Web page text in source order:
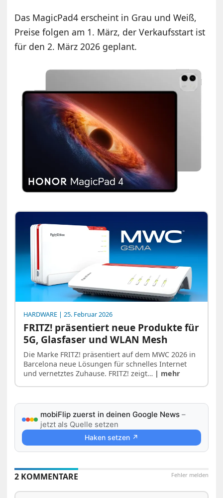
Das MagicPad4 erscheint in Grau und Weiß,
Preise folgen am 1. März, der Verkaufsstart ist
für den 2. März 2026 geplant.
HARDWARE | 25. Februar 2026
FRITZ! präsentiert neue Produkte für
5G, Glasfaser und WLAN Mesh
Die Marke FRITZ! präsentiert auf dem MWC 2026 in
Barcelona neue Lösungen für schnelles Internet
und vernetztes Zuhause. FRITZ! zeigt… | mehr
mobiFlip zuerst in deinen Google News –
jetzt als Quelle setzen
Haken setzen ↗
Fehler melden
2 KOMMENTARE